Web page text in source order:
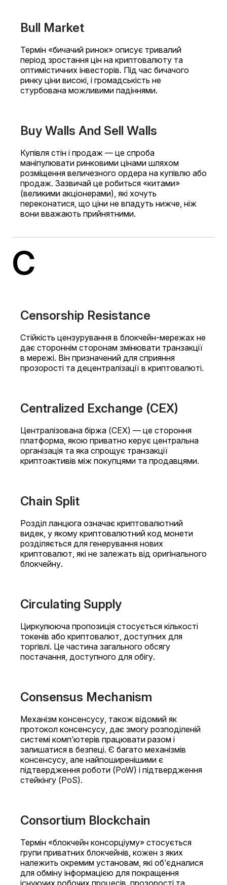
Bull Market
Термін «бичачий ринок» описує тривалий
період зростання цін на криптовалюту та
оптимістичних інвесторів. Під час бичачого
ринку ціни високі, і громадськість не
стурбована можливими падіннями.
Buy Walls And Sell Walls
Купівля стін і продаж — це спроба
маніпулювати ринковими цінами шляхом
розміщення величезного ордера на купівлю або
продаж. Зазвичай це робиться «китами»
(великими акціонерами), які хочуть
переконатися, що ціни не впадуть нижче, ніж
вони вважають прийнятними.
C
Censorship Resistance
Стійкість цензурування в блокчейн-мережах не
дає стороннім сторонам змінювати транзакції
в мережі. Він призначений для сприяння
прозорості та децентралізації в криптовалюті.
Centralized Exchange (CEX)
Централізована біржа (CEX) — це стороння
платформа, якою приватно керує центральна
організація та яка спрощує транзакції
криптоактивів між покупцями та продавцями.
Chain Split
Розділ ланцюга означає криптовалютний
видек, у якому криптовалютний код монети
розділяється для генерування нових
криптовалют, які не залежать від оригінального
блокчейну.
Circulating Supply
Циркулююча пропозиція стосується кількості
токенів або криптовалют, доступних для
торгівлі. Це частина загального обсягу
постачання, доступного для обігу.
Consensus Mechanism
Механізм консенсусу, також відомий як
протокол консенсусу, дає змогу розподіленій
системі комп’ютерів працювати разом і
залишатися в безпеці. Є багато механізмів
консенсусу, але найпоширенішими є
підтвердження роботи (PoW) і підтвердження
стейкінгу (PoS).
Consortium Blockchain
Термін «блокчейн консорціуму» стосується
групи приватних блокчейнів, кожен з яких
належить окремим установам, які об’єдналися
для обміну інформацією для покращення
існуючих робочих процесів, прозорості та